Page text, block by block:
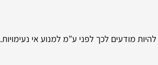
מודעים לכך לפני ע”מ למנוע אי נעימויות.